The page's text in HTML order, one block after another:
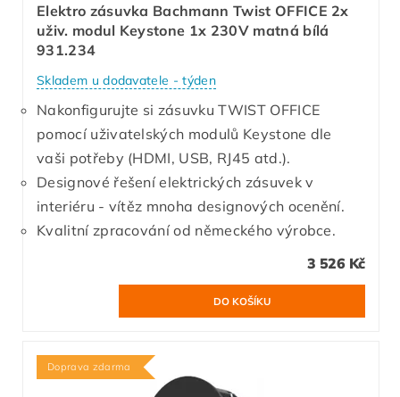
Elektro zásuvka Bachmann Twist OFFICE 2x
uživ. modul Keystone 1x 230V matná bílá
931.234
Skladem u dodavatele - týden
Nakonfigurujte si zásuvku TWIST OFFICE
pomocí uživatelských modulů Keystone dle
vaši potřeby (HDMI, USB, RJ45 atd.).
Designové řešení elektrických zásuvek v
interiéru - vítěz mnoha designových ocenění.
Kvalitní zpracování od německého výrobce.
3 526 Kč
Doprava zdarma